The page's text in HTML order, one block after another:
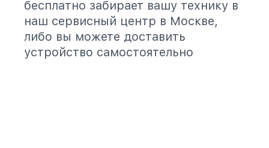
бесплатно забирает вашу технику в
наш сервисный центр в Москве,
либо вы можете доставить
устройство самостоятельно